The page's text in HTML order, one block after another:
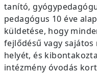
tanító,
pedagógus 10 éve
küldetése, hogy
fejlődésű vagy sajátos
helyét, és
intézmény óvodás